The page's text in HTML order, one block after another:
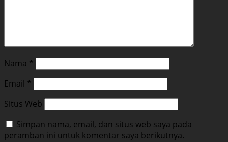
Nama *
Email *
Situs Web
Simpan nama, email, dan situs web saya pada
peramban ini untuk komentar saya berikutnya.